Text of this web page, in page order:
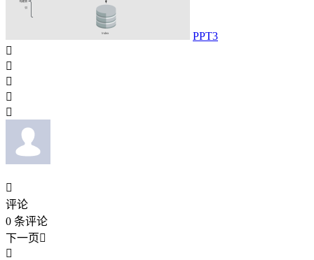
PPT3






评论
0 条评论
下一页
